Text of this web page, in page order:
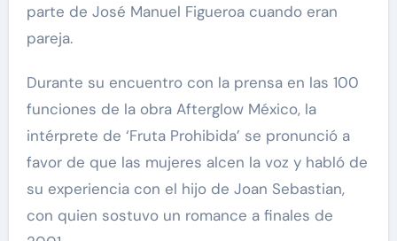
parte de José Manuel Figueroa cuando eran
pareja.
Durante su encuentro con la prensa en las 100
funciones de la obra Afterglow México, la
intérprete de ‘Fruta Prohibida’ se pronunció a
favor de que las mujeres alcen la voz y habló de
su experiencia con el hijo de Joan Sebastian,
con quien sostuvo un romance a finales de